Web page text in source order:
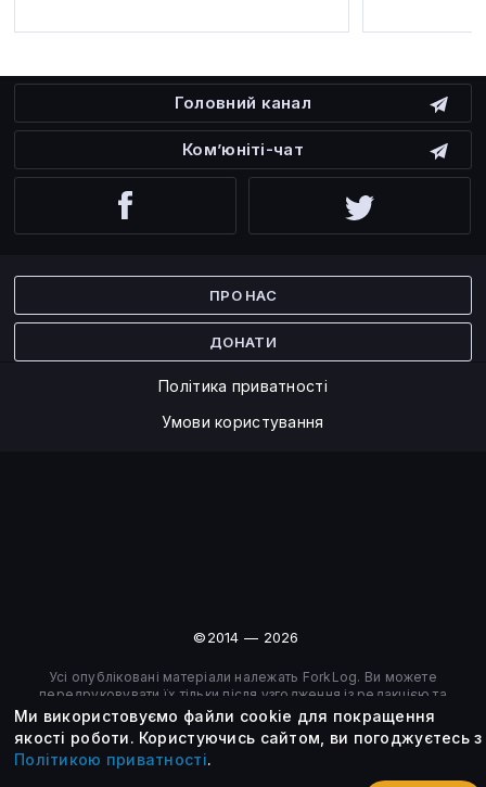
Головний канал
Ком’юніті-чат
ПРО НАС
ДОНАТИ
Політика приватності
Умови користування
©2014 — 2026
Усі опубліковані матеріали належать ForkLog. Ви можете
передруковувати їх тільки після узгодження із редакцією та
вказанням активного посилання на ForkLog.
Ми використовуємо файли cookie для покращення
якості роботи. Користуючись сайтом, ви погоджуєтесь з
Політикою приватності.